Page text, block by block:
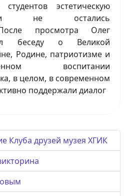
эстетическую
не остались
просмотра Олег
беседу о Великой
Родине, патриотизме и
воспитании
в целом, в современном
поддержали диалог
Клуба друзей музея ХГИК